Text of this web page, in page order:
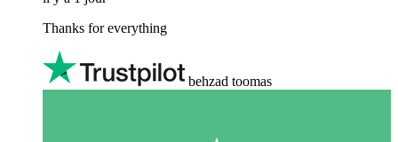
Thanks for everything
behzad toomas